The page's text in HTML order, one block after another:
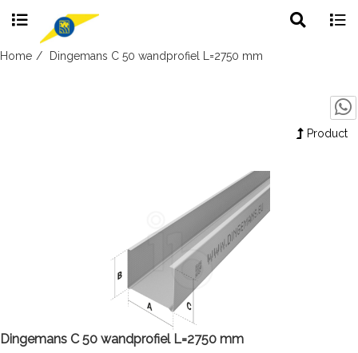
Skip
Home Dingemans C 50 wandprofiel L=2750 mm
Product
Dingemans C 50 wandprofiel L=2750 mm